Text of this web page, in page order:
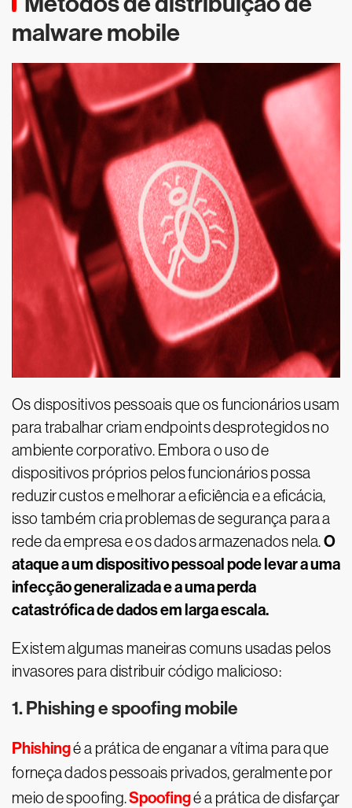
malware mobile
Os dispositivos pessoais que os funcionários usam
para trabalhar criam endpoints desprotegidos no
ambiente corporativo. Embora o uso de
dispositivos próprios pelos funcionários possa
reduzir custos e melhorar a eficiência e a eficácia,
isso também cria problemas de segurança para a
rede da empresa e os dados armazenados nela.O
ataque a um dispositivo pessoal pode levar a uma
infecção generalizada e a uma perda
catastrófica de dados em larga escala.
Existem algumas maneiras comuns usadas pelos
invasores para distribuir código malicioso:
1. Phishing e spoofing mobile
Phishingé a prática de enganar a vítima para que
forneça dados pessoais privados, geralmente por
meio de spoofing.Spoofingé a prática de disfarçar